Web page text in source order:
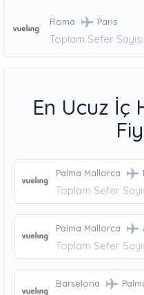
Roma Paris
Toplam Sefer
En Ucuz İç
Palma Mallorca
Toplam Sefer
Palma Mallorca
Toplam Sefer
Barselona